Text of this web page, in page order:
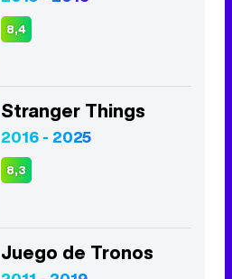
2016 - 2025
8,3
Juego de Tronos
2011 - 2019
8,2
Euphoria